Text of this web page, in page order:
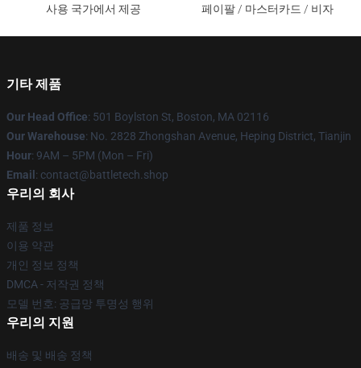
사용 국가에서 제공
페이팔 / 마스터카드 / 비자
기타 제품
Our Head Office: 501 Boylston St, Boston, MA 02116
Our Warehouse: No. 2828 Zhongshan Avenue, Heping District, Tianjin
Hour: 9AM – 5PM (Mon – Fri)
Email : contact@battletech.shop
우리의 회사
제품 정보
이용 약관
개인 정보 정책
DMCA - 저작권 정책
모델 번호: 공급망 투명성 행위
우리의 지원
배송 및 배송 정책